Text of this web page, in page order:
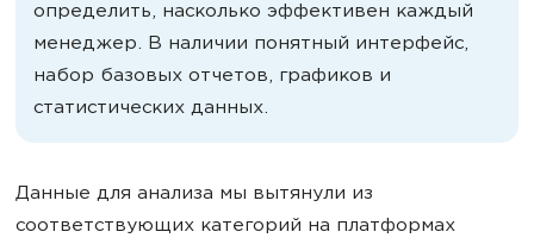
определить, насколько эффективен каждый
менеджер. В наличии понятный интерфейс,
набор базовых отчетов, графиков и
статистических данных.
Данные для анализа мы вытянули из
соответствующих категорий на платформах